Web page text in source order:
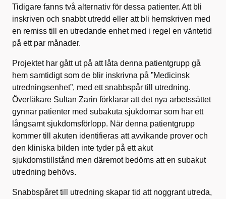
Tidigare fanns två alternativ för dessa patienter. Att bli
inskriven och snabbt utredd eller att bli hemskriven med
en remiss till en utredande enhet med i regel en väntetid
på ett par månader.
Projektet har gått ut på att låta denna patientgrupp gå
hem samtidigt som de blir inskrivna på ”Medicinsk
utredningsenhet”, med ett snabbspår till utredning.
Överläkare Sultan Zarin förklarar att det nya arbetssättet
gynnar patienter med subakuta sjukdomar som har ett
långsamt sjukdomsförlopp. När denna patientgrupp
kommer till akuten identifieras att avvikande prover och
den kliniska bilden inte tyder på ett akut
sjukdomstillstånd men däremot bedöms att en subakut
utredning behövs.
Snabbspåret till utredning skapar tid att noggrant utreda,